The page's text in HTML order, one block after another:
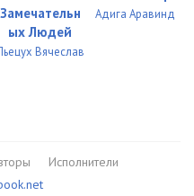
Замечательн
ых Людей
Вячеслав
Адига Аравинд
Исполнители